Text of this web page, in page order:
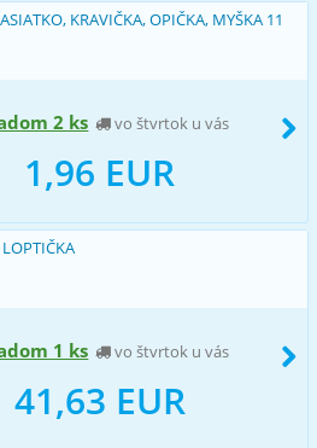
KRAVIČKA, OPIČKA, MYŠKA 11
2 ks vo štvrtok u vás
1,96 EUR
1 ks vo štvrtok u vás
41,63 EUR